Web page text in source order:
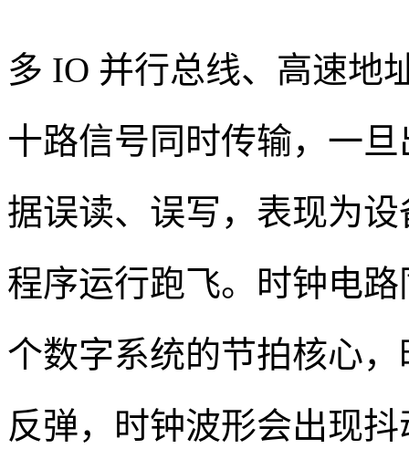
多 IO 并行总线、高速地
十路信号同时传输，一
据误读、误写，表现为
程序运行跑飞。时钟电
个数字系统的节拍核心
反弹，时钟波形会出现